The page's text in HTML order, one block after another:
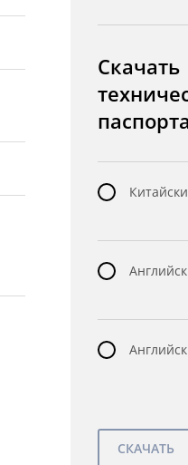
Скачать
паспорта